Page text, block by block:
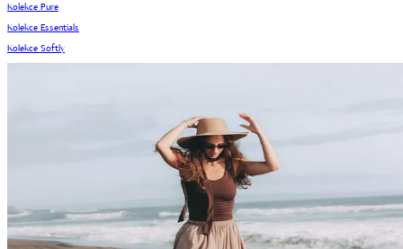
Kolekce Pure
Kolekce Essentials
Kolekce Softly